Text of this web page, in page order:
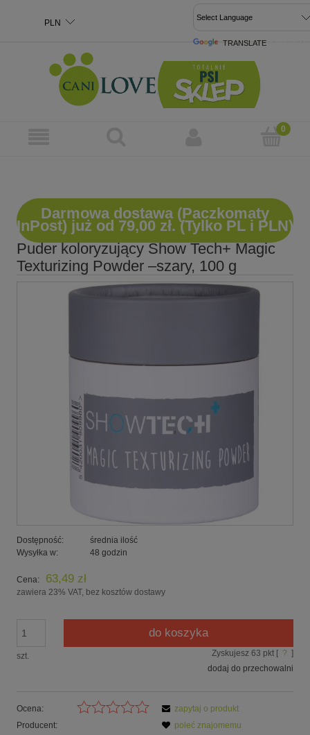
TRANSLATE
Darmowa dostawa (Paczkomaty
InPost) już od 79,00 zł. (Tylko PL i PLN)
Puder koloryzujący Show Tech+ Magic
Texturizing Powder –szary, 100 g
Dostępność:
średnia ilość
Wysyłka w:
48 godzin
Cena: 63,49 zł
zawiera 23% VAT, bez kosztów dostawy
szt.
do koszyka
Zyskujesz 63 pkt [ ? ]
dodaj do przechowalni
Ocena:
Producent:
zapytaj o produkt
poleć znajomemu